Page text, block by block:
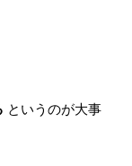
というのが大事